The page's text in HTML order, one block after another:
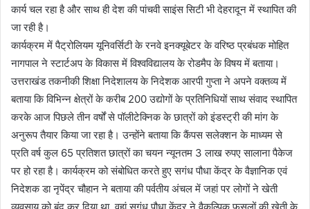
कार्य चल रहा है और साथ ही देश की पांचवी साइंस सिटी भी देहरादून में स्थापित की
जा रही है।
कार्यक्रम में पैट्रोलियम यूनिवर्सिटी के रनवे इनक्यूबेटर के वरिष्ठ प्रबंधक मोहित
नागपाल ने स्टार्टअप के विकास में विश्वविद्यालय के रोडमैप के विषय में बताया।
उत्तराखंड तकनीकी शिक्षा निदेशालय के निदेशक आरपी गुप्ता ने अपने वक्तव्य में
बताया कि विभिन्न क्षेत्रों के करीब 200 उद्योगों के प्रतिनिधियों साथ संवाद स्थापित
करके आज पिछले तीन वर्षों से पॉलीटेक्निक के छात्रों को इंडस्ट्री की मांग के
अनुरूप तैयार किया जा रहा है। उन्होंने बताया कि कैंपस सलेक्शन के माध्यम से
प्रति वर्ष कुल 65 प्रतिशत छात्रों का चयन न्यूनतम 3 लाख रुपए सालाना पैकेज
पर हो रहा है। कार्यक्रम को संबोधित करते हुए सगंध पौधा केंद्र के वैज्ञानिक एवं
निदेशक डा नृपेंद्र चौहान ने बताया की पर्वतीय अंचल में जहां पर लोगों ने खेती